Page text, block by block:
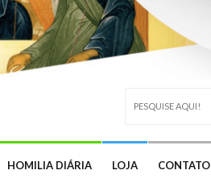
HOMILIA DIÁRIA LOJA CONTATO